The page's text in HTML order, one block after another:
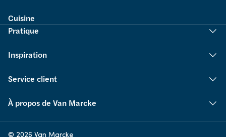
Cuisine
Pratique
Inspiration
Service client
À propos de Van Marcke
© 2026 Van Marcke